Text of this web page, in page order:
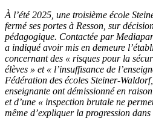
À l’été 2025, une troisième école
fermé ses portes à Resson, sur
pédagogique. Contactée par
a indiqué avoir mis en demeure
concernant des « risques pour la
élèves » et « l’insuffisance de
Fédération des écoles Steiner-
enseignante ont démissionné en
et d’une « inspection brutale ne
même d’expliquer la progression dans